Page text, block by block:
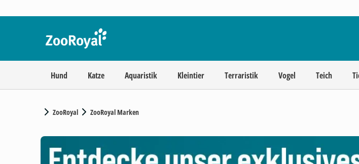
Hund Katze Aquaristik Kleintier Terraristik Vogel Teich
ZooRoyal ZooRoyal Marken